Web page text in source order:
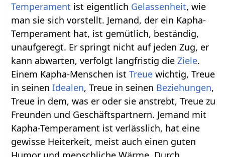
Temperament ist eigentlich Gelassenheit, wie
man sie sich vorstellt. Jemand, der ein Kapha-
Temperament hat, ist gemütlich, beständig,
unaufgeregt. Er springt nicht auf jeden Zug, er
kann abwarten, verfolgt langfristig dieZiele.
Einem Kapha-Menschen istTreue wichtig, Treue
in seinenIdealen, Treue in seinen Beziehungen,
Treue in dem, was er oder sie anstrebt, Treue zu
Freunden und Geschäftspartnern. Jemand mit
Kapha-Temperament ist verlässlich, hat eine
gewisse Heiterkeit, meist auch einen guten